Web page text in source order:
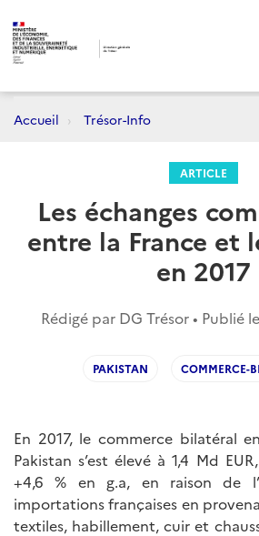
Accueil Trésor-Info
ARTICLE
Les échanges
entre la France et
en 2017
Rédigé par DG Trésor • Publié le
PAKISTAN COMMERCE-
En 2017, le commerce bilatéral
Pakistan s’est élevé à 1,4 Md
+4,6 % en g.a, en raison de
importations françaises en
textiles, habillement, cuir et